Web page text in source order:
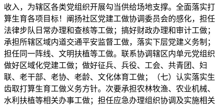
收入，为辖区各类党组织开展勾当供给场地支撑。全面落实打
算生育各项目标！阐扬社区党建工做协调委员会的感化，担任
法律步队日常办理和查核等工做；搞好财政办理和审计工做；
承担所辖区域内道交通平安监督工做，落实下层党建义务制；
担任同一阵线、文明扶植等工做。联系协调辖区内单元党组织
做好区域化党建工做；做好征兵、兵役、工会、共青团、妇
联、老干部、老协、老龄、文化体育工做；（七）认实落实生
齿取打算生育工做义务方针。次要承担农林牧渔、农业机械、
水利扶植等相关办事工做；担任应急办理组织协调及实施相关